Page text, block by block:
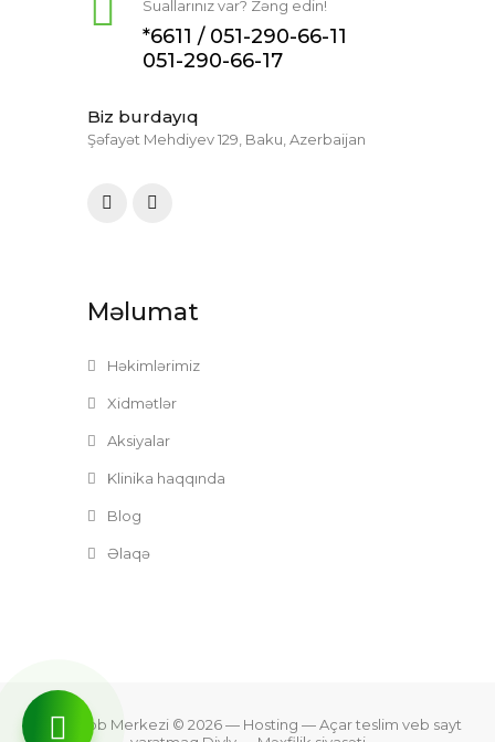
Suallarınız var? Zəng edin!
*6611 / 051-290-66-11
051-290-66-17
Biz burdayıq
Şəfayət Mehdiyev 129, Baku, Azerbaijan
Məlumat
Həkimlərimiz
Xidmətlər
Aksiyalar
Klinika haqqında
Blog
Əlaqə
Zefer Tibb Merkezi © 2026— Hosting —Açar teslim veb sayt